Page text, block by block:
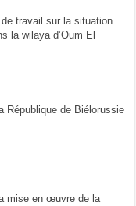
travail sur la situation
la wilaya d’Oum El
République de Biélorussie
mise en œuvre de la